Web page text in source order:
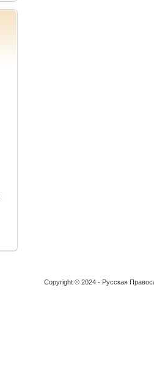
Copyright © 2024 - Русская